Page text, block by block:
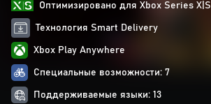
Оптимизировано для Xbox Series X|S
Технология Smart Delivery
Xbox Play Anywhere
Специальные возможности: 7
Поддерживаемые языки: 13